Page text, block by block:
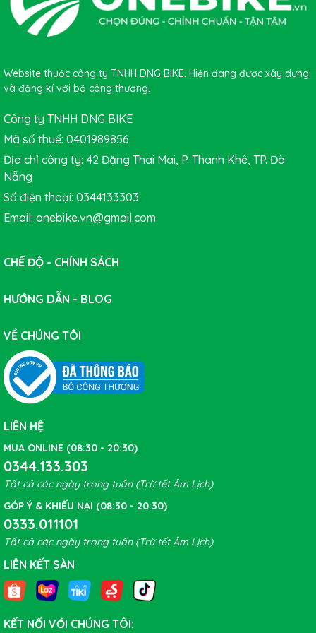
bảo vệ ngăn chặn nước, cát bụi rò rỉ vào bên trong giúp
nâng cao tuổi thọ sản phẩm.Shimano Tiagra SM-
BB4600có trọng lượng nhẹ khoảng 95g góp phần tối
Website thuộc công ty TNHH DNG BIKE. Hiện đang được xây dựng
và đăng kí với bộ công thương.
Công ty TNHH DNG BIKE
Mã số thuế: 0401989856
Địa chỉ công ty: 42 Đặng Thai Mai, P. Thanh Khê, TP. Đà
Nẵng
Số điện thoại: 0344133303
Email: onebike.vn@gmail.com
CHẾ ĐỘ - CHÍNH SÁCH
HƯỚNG DẪN - BLOG
VỀ CHÚNG TÔI
LIÊN HỆ
MUA ONLINE (08:30 - 20:30)
0344.133.303
Tất cả các ngày trong tuần (Trừ tết Âm Lịch)
GÓP Ý & KHIẾU NẠI (08:30 - 20:30)
0333.011101
Tất cả các ngày trong tuần (Trừ tết Âm Lịch)
LIÊN KẾT SÀN
KẾT NỐI VỚI CHÚNG TÔI: